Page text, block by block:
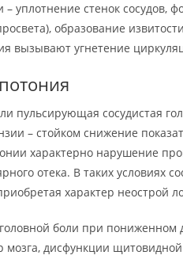
– уплотнение стенок сосудов,
образование
вызывают угнетение
пульсирующая сосудистая
– стойком снижение
характерно нарушение
отека. В таких условиях
характер неострой
боли при
мозга, дисфункции